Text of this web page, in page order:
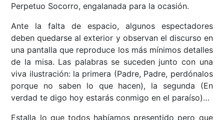
Perpetuo Socorro, engalanada para la ocasión.
Ante la falta de espacio, algunos espectadores
deben quedarse al exterior y observan el discurso en
una pantalla que reproduce los más mínimos detalles
de la misa. Las palabras se suceden junto con una
viva ilustración: la primera (Padre, Padre, perdónalos
porque no saben lo que hacen), la segunda (En
verdad te digo hoy estarás conmigo en el paraíso)…
Estalla lo que todos habíamos presentido pero que